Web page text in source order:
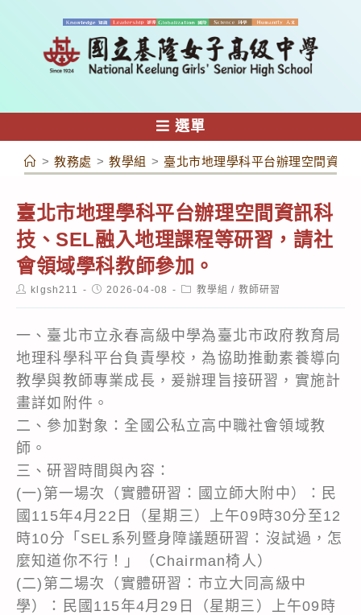
容
選單
> 教務處 > 教學組 > 臺北市地理學科平台辦理空間資訊
臺北市地理學科平台辦理空間資訊科
技、SEL融入地理課程等研習，請社
會領域學科教師參加。
Postklgsh211
Post2026-04-08
Post教學組 / 教師研習
一、臺北市立永春高級中學為臺北市政府教育局
地理科學科平台負責學校，為協助推動素養導向
教學與教師專業成長，爰辦理旨接研習，實施計
畫詳如附件。
二、參加對象：全國公私立高中職社會領域教
師。
三、研習時間與內容：
(一)第一場次（實體研習：國立師大附中）：民
國115年4月22日（星期三）上午09時30分至12
時10分「SEL系列暨身障議題研習：沒試過，怎
麼知道你不行！」（Chairman椅人）
(二)第二場次（實體研習：市立大同高級中
學）：民國115年4月29日（星期三）上午09時